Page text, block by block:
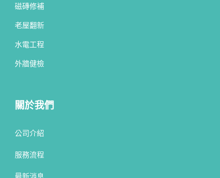
磁磚修補
老屋翻新
水電工程
外牆健檢
關於我們
公司介紹
服務流程
最新消息